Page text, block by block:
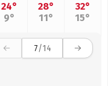
24°
9°
28°
11°
32°
15°
7/14